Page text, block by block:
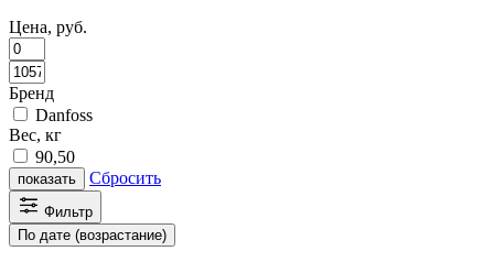
Цена, руб.
Бренд
Danfoss
Вес, кг
90,50
показать Сбросить
Фильтр
По дате (возрастание)